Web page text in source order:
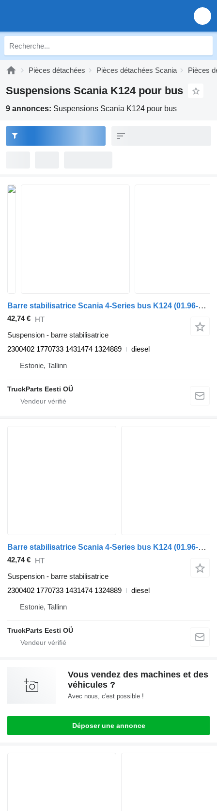
Pièces détachées Pièces détachées Scania Pièces
Suspensions Scania K124 pour bus
9 annonces: Suspensions Scania K124 pour bus
Barre stabilisatrice Scania 4-Series bus K124 (01.96-12.06) 2300402 pour Scania 4-series bus (1995-2006)
42,74 € HT
Suspension - barre stabilisatrice
2300402 1770733 1431474 1324889
diesel
Estonie, Tallinn
TruckParts Eesti OÜ
Barre stabilisatrice Scania 4-Series bus K124 (01.96-12.06) 2300402 pour Scania 4-series bus (1995-2006)
42,74 € HT
Suspension - barre stabilisatrice
2300402 1770733 1431474 1324889
diesel
Estonie, Tallinn
TruckParts Eesti OÜ
Vous vendez des machines et des
véhicules ?
Avec nous, c'est possible !
Déposer une annonce